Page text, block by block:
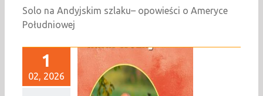
Solo na Andyjskim szlaku– opowieści o Ameryce
Południowej
1
02, 2026